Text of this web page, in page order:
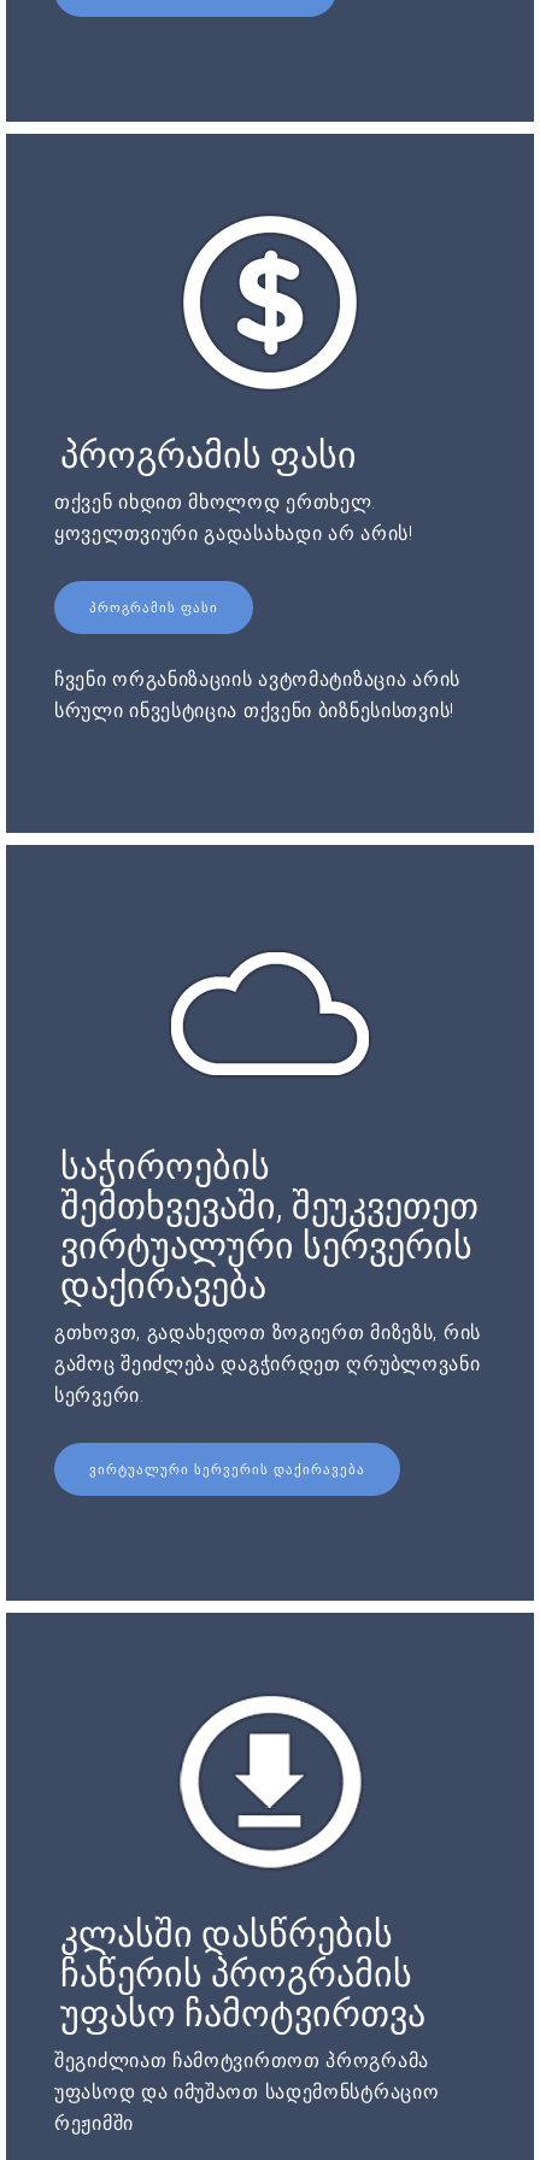
პროგრამის ფასი
თქვენ იხდით მხოლოდ ერთხელ.
ყოველთვიური გადასახადი არ არის!
ᲞᲠᲝᲒᲠᲐᲛᲘᲡ ᲤᲐᲡᲘ
ჩვენი ორგანიზაციის ავტომატიზაცია არის
სრული ინვესტიცია თქვენი ბიზნესისთვის!
საჭიროების
შემთხვევაში, შეუკვეთეთ
ვირტუალური სერვერის
დაქირავება
გთხოვთ, გადახედოთ ზოგიერთ მიზეზს, რის
გამოც შეიძლება დაგჭირდეთ ღრუბლოვანი
სერვერი.
ᲕᲘᲠᲢᲣᲐᲚᲣᲠᲘ ᲡᲔᲠᲕᲔᲠᲘᲡ ᲓᲐᲥᲘᲠᲐᲕᲔᲑᲐ
კლასში დასწრების
ჩაწერის პროგრამის
უფასო ჩამოტვირთვა
შეგიძლიათ ჩამოტვირთოთ პროგრამა
უფასოდ და იმუშაოთ სადემონსტრაციო
რეჟიმში